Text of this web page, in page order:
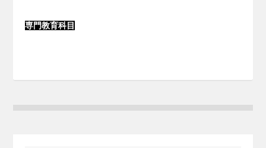
専門教育科目